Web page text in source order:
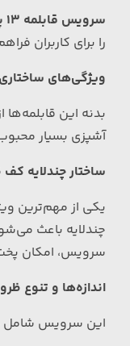
سرویس قابلمه 13 پارچه مدل (NL-2925)
را برای کاربران
ویژگی‌های
بدنه این قابلمه‌ها
آشپزی بسیار
ساختار چندلایه
یکی از مهم‌ترین
چندلایه باعث
سرویس، امکان
اندازه‌ها و تنوع
این سرویس شامل